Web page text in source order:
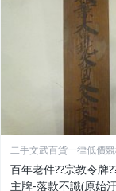
二手文武百貨一律低價
百年老件??宗教令牌
主牌-落款不識(原始